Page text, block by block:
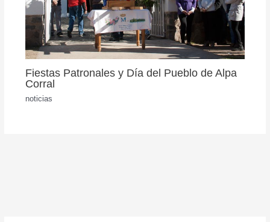
Fiestas Patronales y Día del Pueblo de Alpa
Corral
noticias